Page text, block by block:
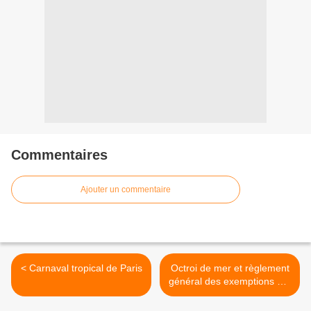
Commentaires
Ajouter un commentaire
< Carnaval tropical de Paris
Octroi de mer et règlement
général des exemptions par
catégorie >